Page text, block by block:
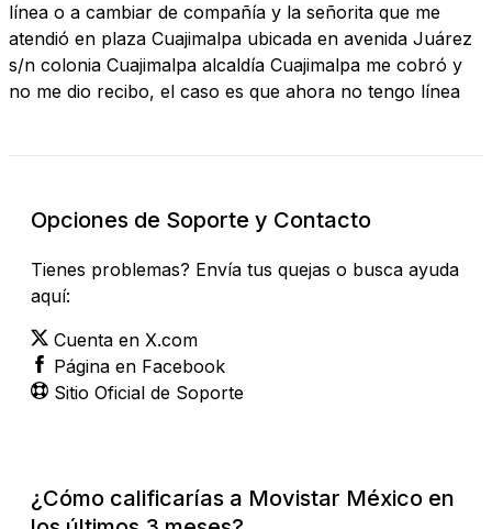
línea o a cambiar de compañía y la señorita que me
atendió en plaza Cuajimalpa ubicada en avenida Juárez
s/n colonia Cuajimalpa alcaldía Cuajimalpa me cobró y
no me dio recibo, el caso es que ahora no tengo línea
Opciones de Soporte y Contacto
Tienes problemas? Envía tus quejas o busca ayuda
aquí:
Cuenta en X.com
Página en Facebook
Sitio Oficial de Soporte
¿Cómo calificarías a Movistar México en